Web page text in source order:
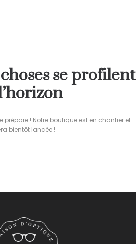
se profilent
prépare ! Notre boutique est en chantier et
bientôt lancée !